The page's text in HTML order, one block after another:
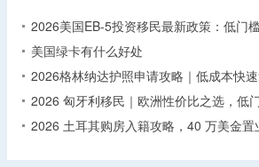
2026美国EB-5投资移民最新政策：低门
美国绿卡有什么好处
2026格林纳达护照申请攻略｜低成本快
2026 匈牙利移民｜欧洲性价比之选，低
2026 土耳其购房入籍攻略，40 万美金置